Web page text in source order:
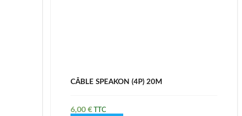
CÂBLE SPEAKON (4P) 20M
6,00 €